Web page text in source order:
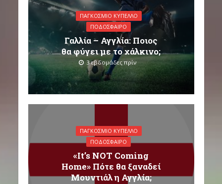
ΠΑΓΚΌΣΜΙΟ ΚΎΠΕΛΛΟ
ΠΟΔΌΣΦΑΙΡΟ
Γαλλία – Αγγλία: Ποιος
θα φύγει με το χάλκινο;
3 εβδομάδες πρίν
ΠΑΓΚΌΣΜΙΟ ΚΎΠΕΛΛΟ
ΠΟΔΌΣΦΑΙΡΟ
«It’s NOT Coming
Home» Πότε θα ξαναδεί
Μουντιάλ η Αγγλία;